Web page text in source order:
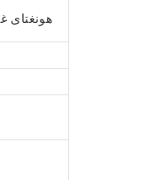
هونغتاى